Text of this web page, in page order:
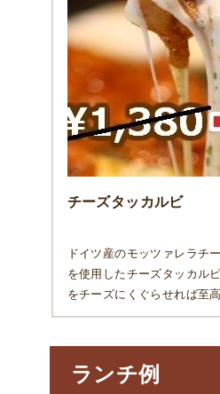
チーズタッカルビ
ドイツ産のモッツァレラチ
を使用したチーズタッカル
をチーズにくぐらせれば至
ランチ例